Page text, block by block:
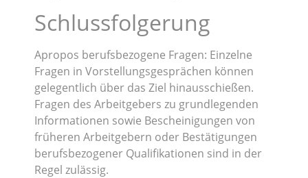
Schlussfolgerung
Apropos berufsbezogene Fragen: Einzelne
Fragen in Vorstellungsgesprächen können
gelegentlich über das Ziel hinausschießen.
Fragen des Arbeitgebers zu grundlegenden
Informationen sowie Bescheinigungen von
früheren Arbeitgebern oder Bestätigungen
berufsbezogener Qualifikationen sind in der
Regel zulässig.